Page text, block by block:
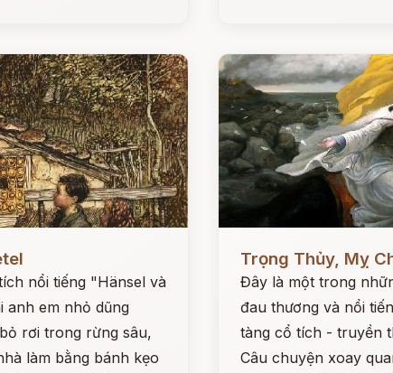
nổi tiếng "Hänsel và
anh em nhỏ dũng
rơi trong rừng sâu,
làm bằng bánh kẹo
Trọng Thủy, Mỵ
Đây là một trong
đau thương và nổi
tàng cổ tích - truyền
Câu chuyện xoay